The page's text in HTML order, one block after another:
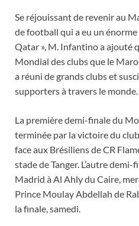
Se réjouissant de revenir au
de football qui a eu un
Qatar », M. Infantino a ajouté
Mondial des clubs que le
a réuni de grands clubs et
supporters à travers le monde.
La première demi-finale du
terminée par la victoire du
face aux Brésiliens de CR
stade de Tanger. L’autre
Madrid à Al Ahly du Caire,
Prince Moulay Abdellah de
la finale, samedi.